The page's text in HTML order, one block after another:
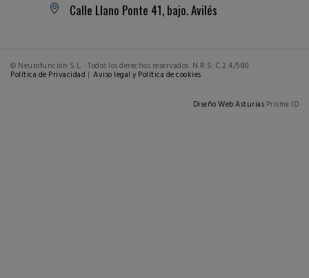
Calle Llano Ponte 41, bajo. Avilés
© Neurofunción S.L. · Todos los derechos reservados. N.R.S: C.2.4/580
Política de Privacidad | Aviso legal y Política de cookies
Diseño Web Asturias Prisma ID